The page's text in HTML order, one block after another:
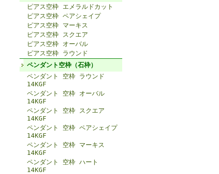
ピアス空枠 エメラルドカット
ピアス空枠 ペアシェイプ
ピアス空枠 マーキス
ピアス空枠 スクエア
ピアス空枠 オーバル
ピアス空枠 ラウンド
ペンダント空枠（石枠）
ペンダント 空枠 ラウンド
14KGF
ペンダント 空枠 オーバル
14KGF
ペンダント 空枠 スクエア
14KGF
ペンダント 空枠 ペアシェイプ
14KGF
ペンダント 空枠 マーキス
14KGF
ペンダント 空枠 ハート
14KGF